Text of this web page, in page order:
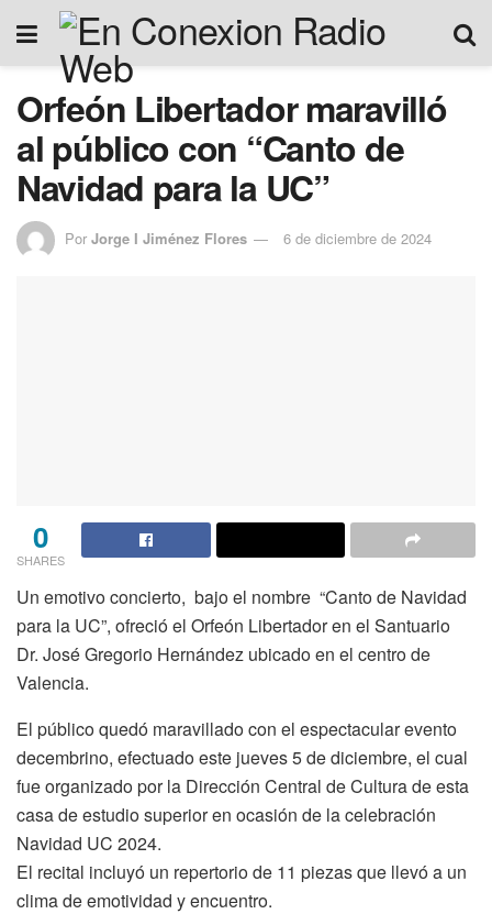
Orfeón Libertador maravilló
al público con “Canto de
Navidad para la UC”
Por Jorge I Jiménez Flores 6 de diciembre de 2024
0
SHARES
Un emotivo concierto, bajo el nombre “Canto de Navidad
para la UC”, ofreció el Orfeón Libertador en el Santuario
Dr. José Gregorio Hernández ubicado en el centro de
Valencia.
El público quedó maravillado con el espectacular evento
decembrino, efectuado este jueves 5 de diciembre, el cual
fue organizado por la Dirección Central de Cultura de esta
casa de estudio superior en ocasión de la celebración
Navidad UC 2024.
El recital incluyó un repertorio de 11 piezas que llevó a un
clima de emotividad y encuentro.